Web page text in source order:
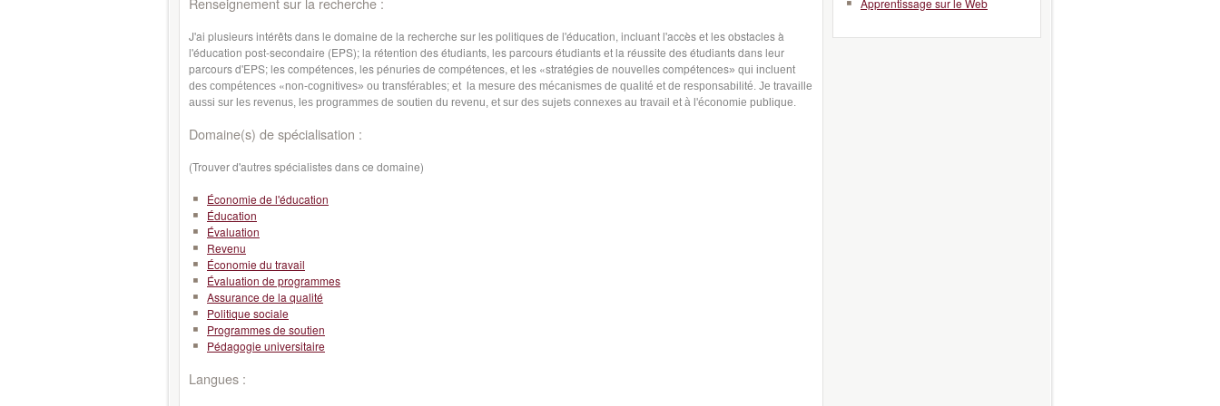
J'ai plusieurs intérêts dans le domaine de la recherche sur les politiques de l'éducation, incluant l'accès et les obstacles à
l'éducation post-secondaire (EPS); la rétention des étudiants, les parcours étudiants et la réussite des étudiants dans leur
parcours d'EPS; les compétences, les pénuries de compétences, et les «stratégies de nouvelles compétences» qui incluent
des compétences «non-cognitives» ou transférables; et la mesure des mécanismes de qualité et de responsabilité. Je travaille
aussi sur les revenus, les programmes de soutien du revenu, et sur des sujets connexes au travail et à l'économie publique.
Domaine(s) de spécialisation :
(Trouver d'autres spécialistes dans ce domaine)
Économie de l'éducation
Éducation
Évaluation
Revenu
Économie du travail
Évaluation de programmes
Assurance de la qualité
Politique sociale
Programmes de soutien
Pédagogie universitaire
Langues :
Apprentissage sur le Web